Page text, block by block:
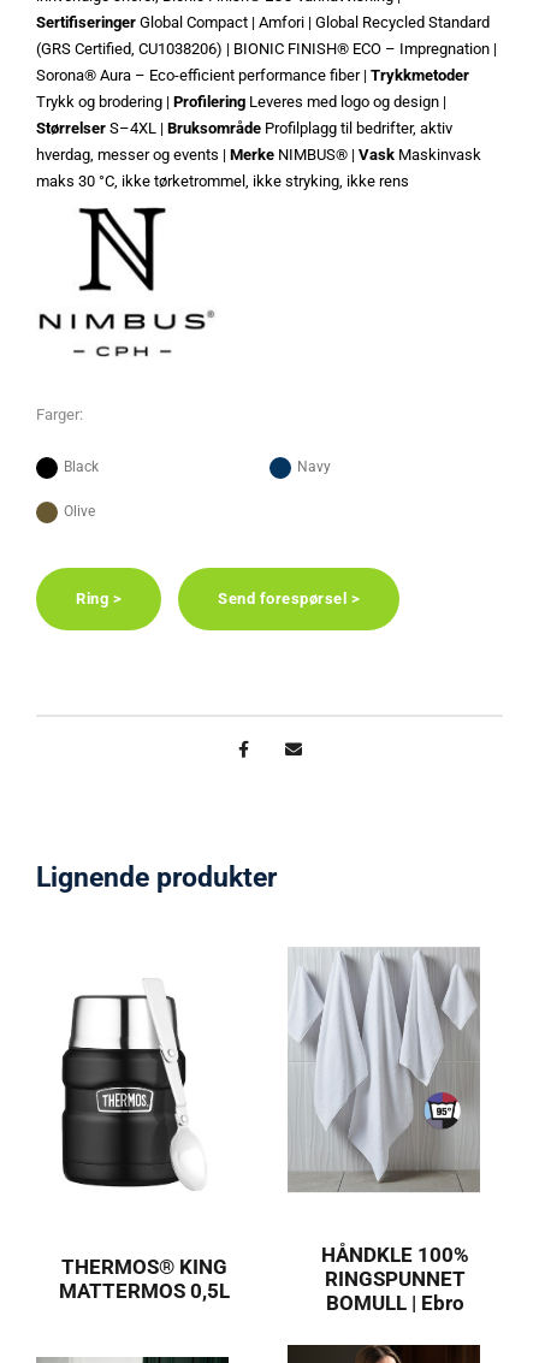
Sertifiseringer Global Compact | Amfori | Global Recycled Standard
(GRS Certified, CU1038206) | BIONIC FINISH® ECO – Impregnation |
Sorona® Aura – Eco-efficient performance fiber | Trykkmetoder
Trykk og brodering | Profilering Leveres med logo og design |
Størrelser S–4XL | Bruksområde Profilplagg til bedrifter, aktiv
hverdag, messer og events | Merke NIMBUS® | Vask Maskinvask
maks 30 °C, ikke tørketrommel, ikke stryking, ikke rens
Farger:
Black Navy
Olive
Ring > Send forespørsel >
Lignende produkter
THERMOS® KING
MATTERMOS 0,5L
HÅNDKLE 100%
RINGSPUNNET
BOMULL | Ebro